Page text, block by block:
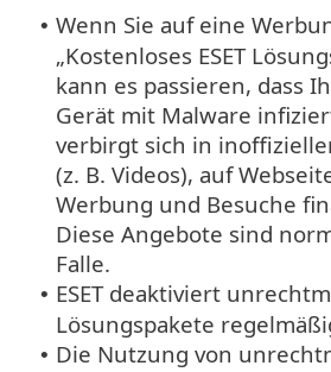
• Wenn Sie auf eine
„Kostenloses ESET
kann es passieren, dass
Gerät mit Malware
verbirgt sich in
(z. B. Videos), auf
Werbung und Besuche
Diese Angebote sind
Falle.
• ESET deaktiviert
Lösungspakete
• Die Nutzung von